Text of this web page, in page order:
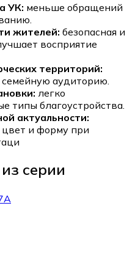
УК: меньше обращений
жителей: безопасная и
восприятие
территорий:
аудиторию.
легко
типы благоустройства.
актуальности:
и форму при
серии